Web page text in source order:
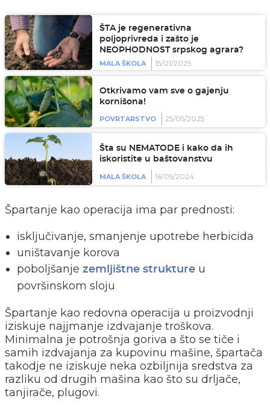
ŠTA je regenerativna
poljoprivreda i zašto je
NEOPHODNOST srpskog agrara?
MALA ŠKOLA
15/01/2025
Otkrivamo vam sve o gajenju
kornišona!
POVRTARSTVO 25/05/2025
Šta su NEMATODE i kako da ih
iskoristite u baštovanstvu
MALA ŠKOLA 16/05/2024
Špartanje kao operacija ima par prednosti:
isključivanje, smanjenje upotrebe herbicida
uništavanje korova
poboljšanje zemljištne strukture u
površinskom sloju
Špartanje kao redovna operacija u proizvodnji
iziskuje najjmanje izdvajanje troškova.
Minimalna je potrošnja goriva a što se tiče i
samih izdvajanja za kupovinu mašine, špartača
takodje ne iziskuje neka ozbiljnija sredstva za
razliku od drugih mašina kao što su drljače,
tanjirače, plugovi.